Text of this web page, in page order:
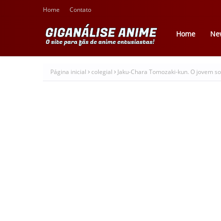
Home Contato
Home
Página inicial colegial Jaku-Chara Tomozaki-kun. O jovem